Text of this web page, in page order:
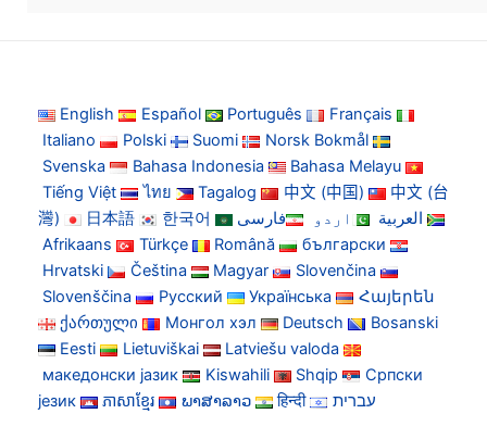
English Español Português
Français
Italiano
Polski Suomi
Norsk Bokmål
Svenska
Bahasa Indonesia
Bahasa Melayu
Tiếng Việt
ไทย Tagalog 中文 (中国)
中文 (台
灣)
日本語 한국어 العربية اردو
فارسی
Afrikaans
Türkçe Română
български
Hrvatski
Čeština Magyar
Slovenčina
Slovenščina
Русский Українська
Հայերեն
ქართული
Монгол хэл Deutsch
Bosanski
Eesti
Lietuviškai
Latviešu valoda
македонски јазик
Kiswahili Shqip
Српски
језик
ភាសាខ្មែរ ພາສາລາວ हिन्दी עברית